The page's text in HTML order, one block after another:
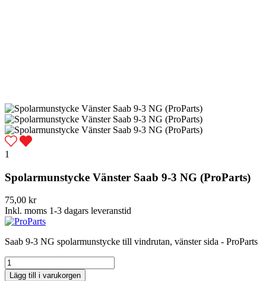
1
Spolarmunstycke Vänster Saab 9-3 NG (ProParts)
75,00 kr
Inkl. moms 1-3 dagars leveranstid
Saab 9-3 NG spolarmunstycke till vindrutan, vänster sida - ProParts
Lägg till i varukorgen